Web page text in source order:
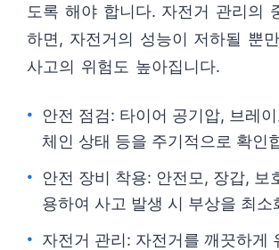
도록 해야 합니다. 자전거 관리의
하면, 자전거의 성능이 저하될 뿐
사고의 위험도 높아집니다.
안전 점검: 타이어 공기압, 브레
체인 상태 등을 주기적으로 확인
안전 장비 착용: 안전모, 장갑, 보
용하여 사고 발생 시 부상을 최소
자전거 관리: 자전거를 깨끗하게